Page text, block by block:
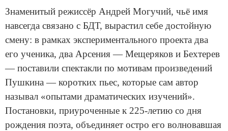
Знаменитый режиссёр Андрей Могучий, чьё имя
навсегда связано с БДТ, вырастил себе достойную
смену: в рамках экспериментального проекта два
его ученика, два Арсения — Мещеряков и Бехтерев
— поставили спектакли по мотивам произведений
Пушкина — коротких пьес, которые сам автор
называл «опытами драматических изучений».
Постановки, приуроченные к 225-летию со дня
рождения поэта, объединяет остро его волновавшая